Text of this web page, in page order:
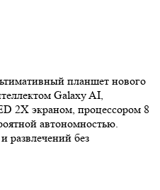
планшет нового
Galaxy AI,
2X экраном, процессором 8
автономностью.
развлечений без